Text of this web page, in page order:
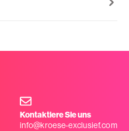
Kontaktiere Sie uns
info@kroese-exclusief.com